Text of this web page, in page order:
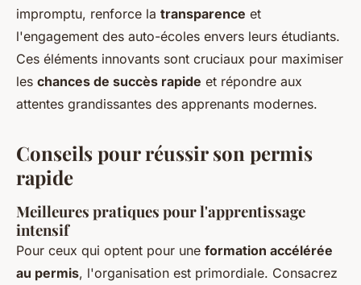
impromptu, renforce la transparence et
l'engagement des auto-écoles envers leurs étudiants.
Ces éléments innovants sont cruciaux pour maximiser
les chances de succès rapide et répondre aux
attentes grandissantes des apprenants modernes.
Conseils pour réussir son permis
rapide
Meilleures pratiques pour l'apprentissage
intensif
Pour ceux qui optent pour une formation accélérée
au permis, l'organisation est primordiale. Consacrez